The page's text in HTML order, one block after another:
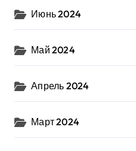
Июнь 2024
Май 2024
Апрель 2024
Март 2024